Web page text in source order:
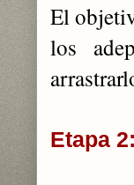
El
los
Etapa